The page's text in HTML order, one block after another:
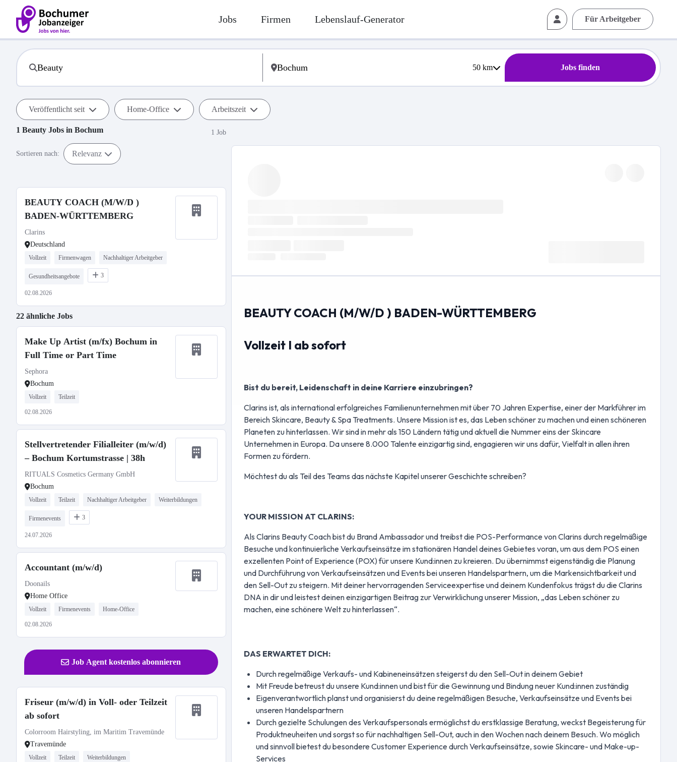
Jobs Firmen Lebenslauf-Generator Für Arbeitgeber
50km Jobs finden
Veröffentlicht seit Home-Office Arbeitszeit
1 Beauty Jobs in Bochum 1 Job
Sortieren nach: Relevanz
BEAUTY COACH (M/W/D )
BADEN-WÜRTTEMBERG
Clarins
Deutschland
Vollzeit Firmenwagen Nachhaltiger Arbeitgeber
Gesundheitsangebote 3
02.08.2026
22 ähnliche Jobs
Make Up Artist (m/fx) Bochum in
Full Time or Part Time
Sephora
Bochum
Vollzeit Teilzeit
02.08.2026
Stellvertretender Filialleiter (m/w/d)
– Bochum Kortumstrasse | 38h
RITUALS Cosmetics Germany GmbH
Bochum
Vollzeit Teilzeit Nachhaltiger Arbeitgeber Weiterbildungen
Firmenevents 3
24.07.2026
Accountant (m/w/d)
Doonails
Home Office
Vollzeit Firmenevents Home-Office
02.08.2026
Job Agent kostenlos abonnieren
Friseur (m/w/d) in Voll- oder Teilzeit
ab sofort
Colorroom Hairstyling, im Maritim Travemünde
Travemünde
Vollzeit Teilzeit Weiterbildungen